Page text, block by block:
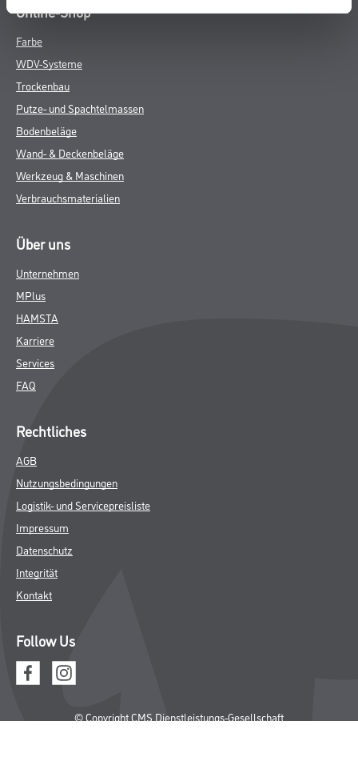
Online-Shop
Farbe
WDV-Systeme
Trockenbau
Putze- und Spachtelmassen
Bodenbeläge
Wand- & Deckenbeläge
Werkzeug & Maschinen
Verbrauchsmaterialien
Über uns
Unternehmen
MPlus
HAMSTA
Karriere
Services
FAQ
Rechtliches
AGB
Nutzungsbedingungen
Logistik- und Servicepreisliste
Impressum
Datenschutz
Integrität
Kontakt
Follow Us
© Copyright CMS Dienstleistungs-Gesellschaft